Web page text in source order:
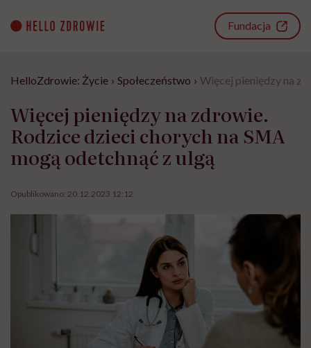
content
Fundacja
HelloZdrowie: Życie › Społeczeństwo › Więcej pieniędzy na
Więcej pieniędzy na zdrowie.
Rodzice dzieci chorych na SMA
mogą odetchnąć z ulgą
Opublikowano: 20.12.2023 12:12